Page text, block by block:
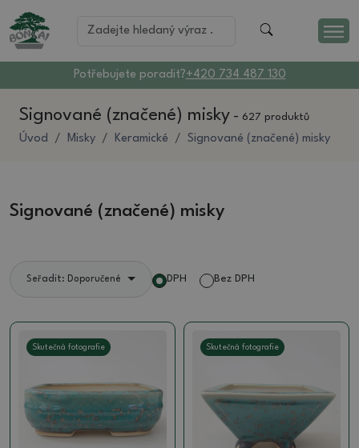
Potřebujete poradit?+420 734 487 130
Signované (značené) misky - 627 produktů
Úvod Misky Keramické Signované (značené) misky
Signované (značené) misky
Seřadit: Doporučené DPH Bez DPH
Skutečná fotografie Skutečná fotografie